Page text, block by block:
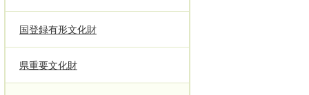
国登録有形文化財
県重要文化財